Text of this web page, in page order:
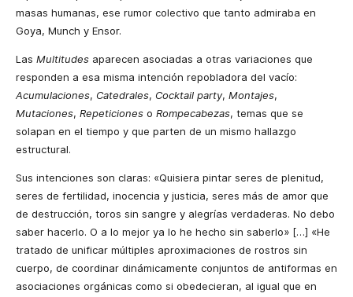
masas humanas, ese rumor colectivo que tanto admiraba en
Goya, Munch y Ensor.
Las Multitudes aparecen asociadas a otras variaciones que
responden a esa misma intención repobladora del vacío:
Acumulaciones, Catedrales, Cocktail party, Montajes,
Mutaciones, Repeticiones o Rompecabezas, temas que se
solapan en el tiempo y que parten de un mismo hallazgo
estructural.
Sus intenciones son claras: «Quisiera pintar seres de plenitud,
seres de fertilidad, inocencia y justicia, seres más de amor que
de destrucción, toros sin sangre y alegrías verdaderas. No debo
saber hacerlo. O a lo mejor ya lo he hecho sin saberlo» […] «He
tratado de unificar múltiples aproximaciones de rostros sin
cuerpo, de coordinar dinámicamente conjuntos de antiformas en
asociaciones orgánicas como si obedecieran, al igual que en